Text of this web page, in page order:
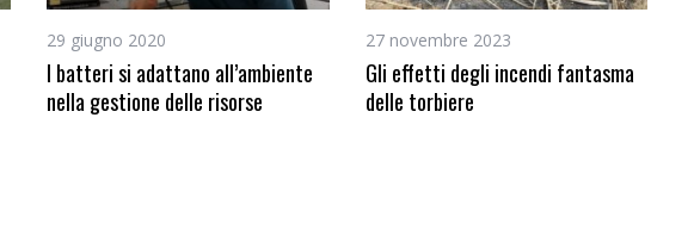
29 giugno 2020
I batteri si adattano all’ambiente
nella gestione delle risorse
27 novembre 2023
Gli effetti degli incendi fantasma
delle torbiere